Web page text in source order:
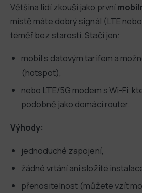
Většina lidí zkouší jako první
místě máte dobrý signál (LTE
téměř bez starostí. Stačí jen:
mobil s datovým tarifem a
(hotspot),
nebo LTE/5G modem s Wi-Fi,
podobně jako domácí router.
Výhody:
jednoduché zapojení,
žádné vrtání ani složité
přenositelnost (můžete vzít